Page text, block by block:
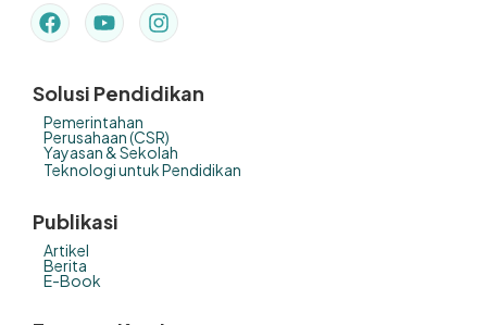
Solusi Pendidikan
Pemerintahan
Perusahaan (CSR)
Yayasan & Sekolah
Teknologi untuk Pendidikan
Publikasi
Artikel
Berita
E-Book